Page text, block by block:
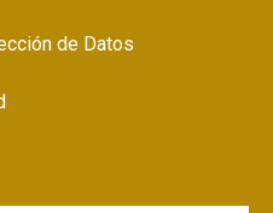
de Datos